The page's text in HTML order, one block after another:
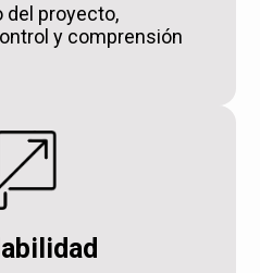
del proyecto,
y comprensión